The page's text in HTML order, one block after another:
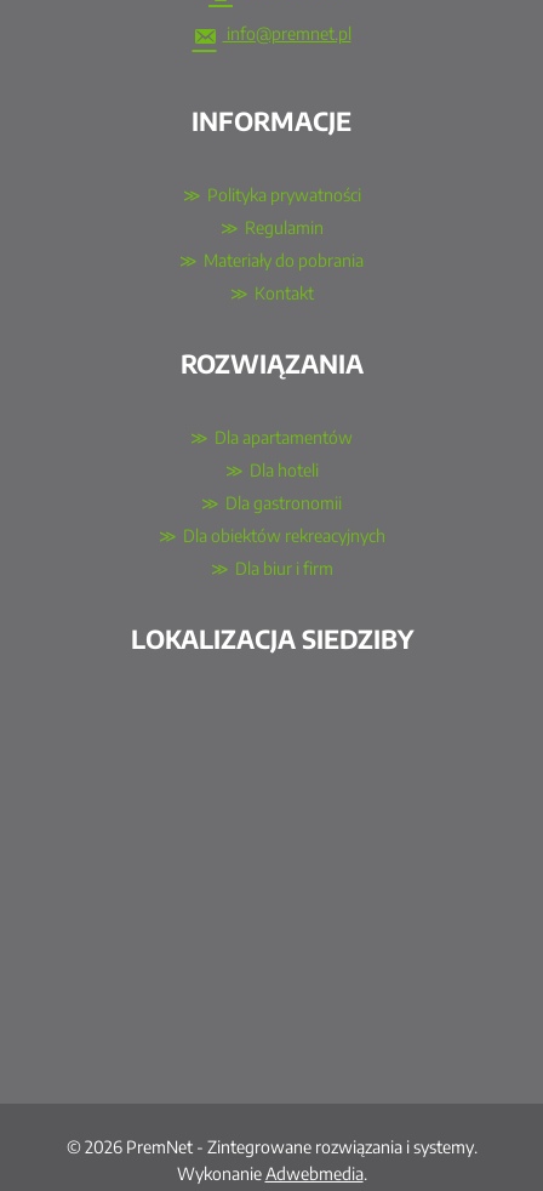
info@premnet.pl
INFORMACJE
Polityka prywatności
Regulamin
Materiały do pobrania
Kontakt
ROZWIĄZANIA
Dla apartamentów
Dla hoteli
Dla gastronomii
Dla obiektów rekreacyjnych
Dla biur i firm
LOKALIZACJA SIEDZIBY
© 2026 PremNet - Zintegrowane rozwiązania i systemy.
WykonanieAdwebmedia.